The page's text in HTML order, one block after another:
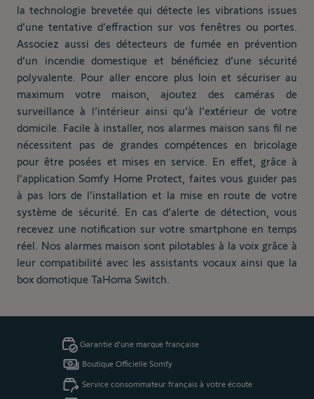
la technologie brevetée qui détecte les vibrations issues
d’une tentative d’effraction sur vos fenêtres ou portes.
Associez aussi des détecteurs de fumée en prévention
d’un incendie domestique et bénéficiez d’une sécurité
polyvalente. Pour aller encore plus loin et sécuriser au
maximum votre maison, ajoutez des caméras de
surveillance à l’intérieur ainsi qu’à l’extérieur de votre
domicile. Facile à installer, nos alarmes maison sans fil ne
nécessitent pas de grandes compétences en bricolage
pour être posées et mises en service. En effet, grâce à
l’application Somfy Home Protect, faites vous guider pas
à pas lors de l’installation et la mise en route de votre
système de sécurité. En cas d’alerte de détection, vous
recevez une notification sur votre smartphone en temps
réel. Nos alarmes maison sont pilotables à la voix grâce à
leur compatibilité avec les assistants vocaux ainsi que la
box domotique TaHoma Switch.
Garantie d'une marque française
Boutique Officielle Somfy
Service consommateur français à votre écoute